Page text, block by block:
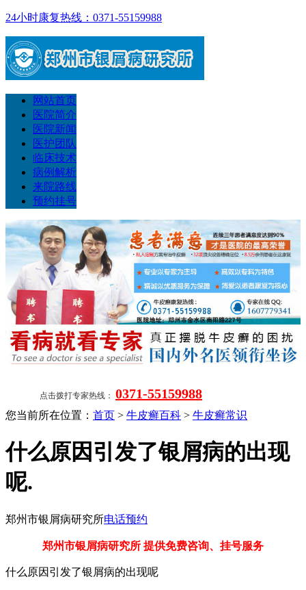
24小时康复热线：0371-55159988
网站首页
医院简介
医院新闻
医护团队
临床技术
病例解析
来院路线
预约挂号
点击拨打专家热线： 0371-55159988
您当前所在位置： 首页 > 牛皮癣百科 > 牛皮癣常识
什么原因引发了银屑病的出现
呢.
郑州市银屑病研究所电话预约
郑州市银屑病研究所 提供免费咨询、挂号服务
什么原因引发了银屑病的出现呢